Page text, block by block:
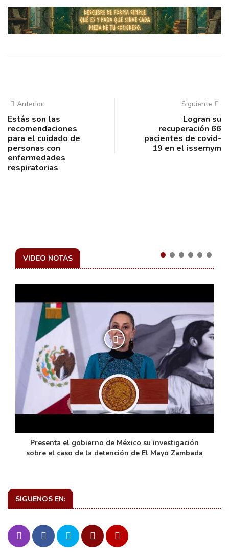
Anterior
Estás son las
recomendaciones
para el cuidado de
personas con
enfermedades
respiratorias
Siguiente
Logran su
recuperación 66
pacientes de covid-
19 en el issemym
VIDEO NOTAS
Presenta el gobierno de México su investigación
sobre el caso de la detención de El Mayo Zambada
SIGUENOS EN: